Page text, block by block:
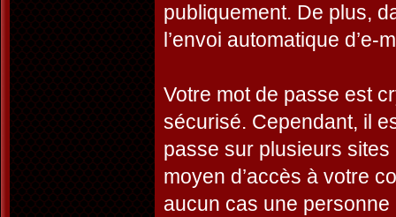
publiquement. De plus,
l’envoi automatique d’e-
Votre mot de passe est
sécurisé. Cependant, il
passe sur plusieurs
moyen d’accès à votre
aucun cas une